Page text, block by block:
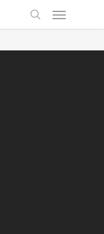
search
Menu